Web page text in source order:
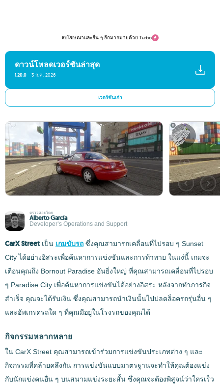
ลบโฆษณาและอื่น ๆ อีกมากมายด้วย Turbo
ดาวน์โหลดเวอร์ชันล่าสุด
1.20.0 3 ก.ค. 2026
เวอร์ชันเก่า
ตรวจสอบโดย
Alberto García
Developer’s Operations and Support
CarX Street เป็น เกมขับรถ ซึ่งคุณสามารถเคลื่อนที่ไปรอบ ๆ Sunset
City ได้อย่างอิสระเพื่อค้นหาการแข่งขันและการท้าทาย ในแง่นี้ เกมจะ
เตือนคุณถึง Bornout Paradise อันยิ่งใหญ่ ที่คุณสามารถเคลื่อนที่ไปรอบ
ๆ Paradise City เพื่อค้นหาการแข่งขันได้อย่างอิสระ หลังจากทำภารกิจ
สำเร็จ คุณจะได้รับเงิน ซึ่งคุณสามารถนำเงินนั้นไปปลดล็อครถรุ่นอื่น ๆ
และอัพเกรดรถใด ๆ ที่คุณมีอยู่ในโรงรถของคุณได้
กิจกรรมหลากหลาย
ใน CarX Street คุณสามารถเข้าร่วมการแข่งขันประเภทต่าง ๆ และ
กิจกรรมที่คล้ายคลึงกัน การแข่งขันแบบมาตรฐานจะทำให้คุณต้องแข่ง
กับนักแข่งคนอื่น ๆ บนสนามแข่งระยะสั้น ซึ่งคุณจะต้องพิสูจน์ว่าใครเร็ว